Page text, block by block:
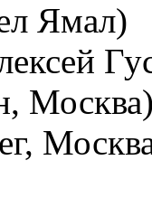
Ямал)